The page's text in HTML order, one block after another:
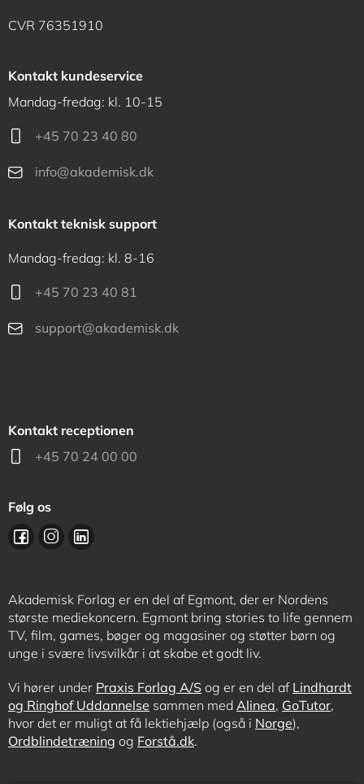
CVR 76351910
Kontakt kundeservice
Mandag-fredag: kl. 10-15
+45 70 23 40 80
info@akademisk.dk
Kontakt teknisk support
Mandag-fredag: kl. 8-16
+45 70 23 40 81
support@akademisk.dk
Kontakt receptionen
+45 70 24 00 00
Følg os
Akademisk Forlag er en del af Egmont, der er Nordens
største mediekoncern. Egmont bring stories to life gennem
TV, film, games, bøger og magasiner og støtter børn og
unge i svære livsvilkår i at skabe et godt liv.
Vi hører under Praxis Forlag A/S og er en del af Lindhardt
og Ringhof Uddannelse sammen med Alinea, GoTutor,
hvor det er muligt at få lektiehjælp (også i Norge),
Ordblindetræning og Forstå.dk.